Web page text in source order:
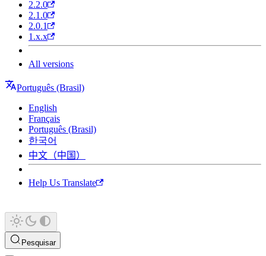
2.2.0
2.1.0
2.0.1
1.x.x
All versions
Português (Brasil)
English
Français
Português (Brasil)
한국어
中文（中国）
Help Us Translate
Pesquisar